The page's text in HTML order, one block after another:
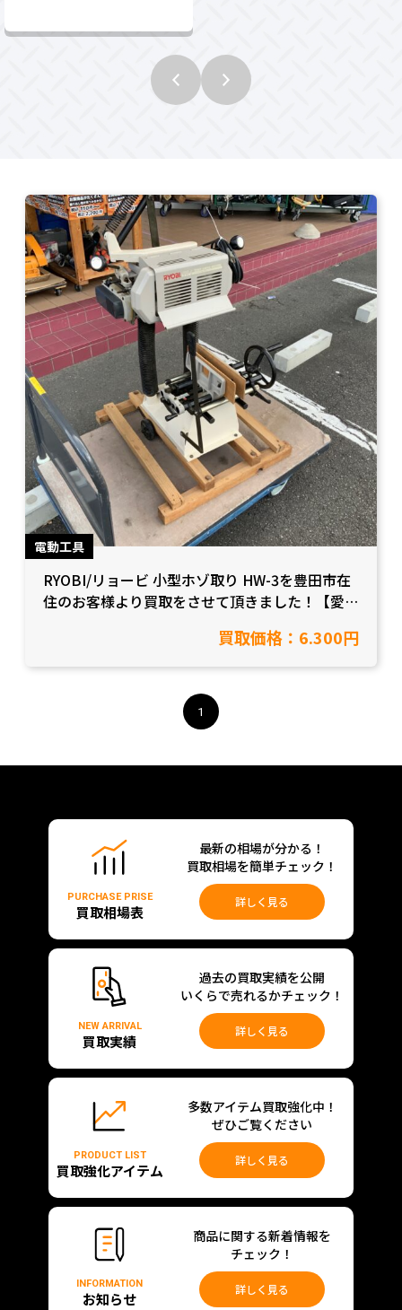
電動工具
RYOBI/リョービ 小型ホゾ取り HW-3を豊田市在
住のお客様より買取をさせて頂きました！【愛知
買取価格：6.300円
1
PURCHASE PRISE
買取相場表
最新の相場が分かる！
買取相場を簡単チェック！
詳しく見る
NEW ARRIVAL
買取実績
過去の買取実績を公開
いくらで売れるかチェック！
詳しく見る
PRODUCT LIST
買取強化アイテム
多数アイテム買取強化中！
ぜひご覧ください
詳しく見る
INFORMATION
お知らせ
商品に関する新着情報を
チェック！
詳しく見る